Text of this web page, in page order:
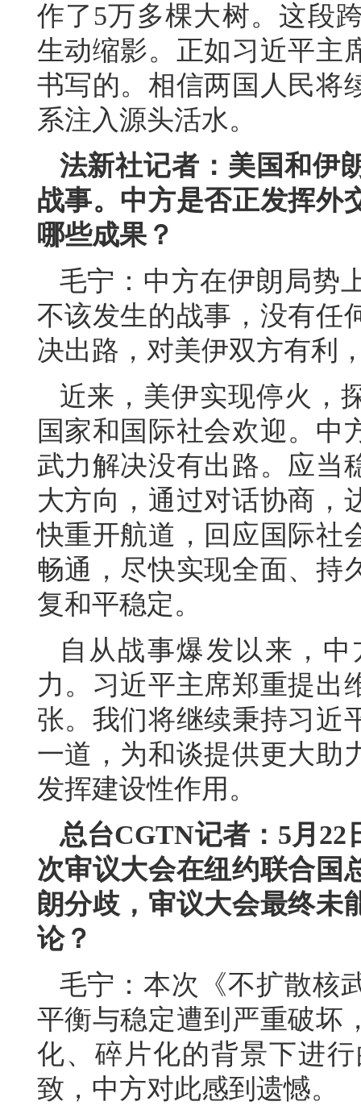
作了5万多棵大树。这段
生动缩影。正如习近平主
书写的。相信两国人民将
系注入源头活水。
法新社记者：美国和伊
战事。中方是否正发挥外
哪些成果？
毛宁：中方在伊朗局势
不该发生的战事，没有任
决出路，对美伊双方有利
近来，美伊实现停火，
国家和国际社会欢迎。中
武力解决没有出路。应当
大方向，通过对话协商，
快重开航道，回应国际社
畅通，尽快实现全面、持
复和平稳定。
自从战事爆发以来，
力。习近平主席郑重提出
张。我们将继续秉持习近
一道，为和谈提供更大助
发挥建设性作用。
总台CGTN记者：5月
次审议大会在纽约联合国
朗分歧，审议大会最终未
论？
毛宁：本次《不扩散核
平衡与稳定遭到严重破坏
化、碎片化的背景下进
致，中方对此感到遗憾。